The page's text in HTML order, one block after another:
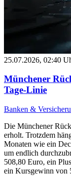
25.07.2026, 02:40
Münchener
Tage-Linie
Banken &
Die Münchener
erholt. Trotzdem
Monaten wie ein
um endlich
508,80 Euro, ein
ein Kursgewinn von